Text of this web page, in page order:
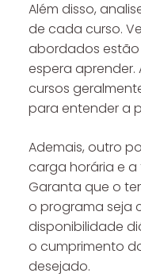
Além disso,
de cada curso.
abordados
espera
cursos
para entender a
Ademais, outro
carga horária e a
Garanta que o
o programa seja
disponibilidade
o cumprimento
desejado.